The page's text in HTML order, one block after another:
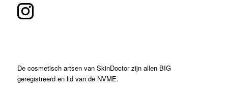
De cosmetisch artsen van SkinDoctor zijn allen BIG
geregistreerd en lid van de NVME.